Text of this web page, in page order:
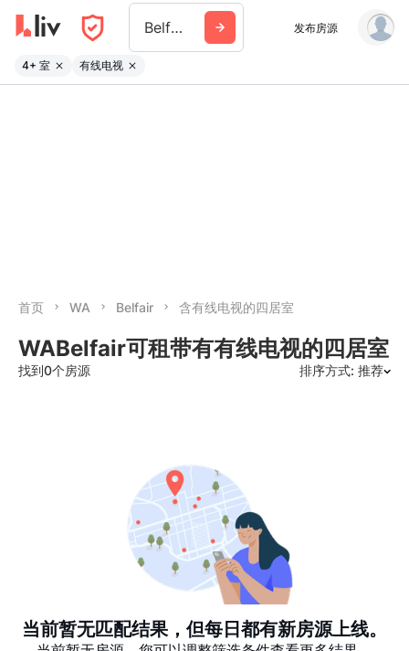
Belfair 发布房源
4+ 室 有线电视
首页 WA Belfair 含有线电视的四居室
WABelfair可租带有有线电视的四居室
找到0个房源 排序方式: 推荐
当前暂无匹配结果，但每日都有新房源上线。